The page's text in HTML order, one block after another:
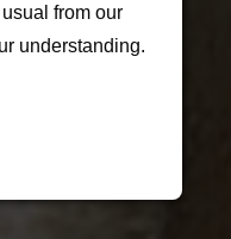
from our
understanding.